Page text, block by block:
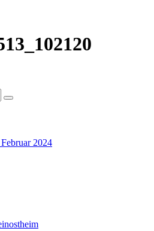
2024